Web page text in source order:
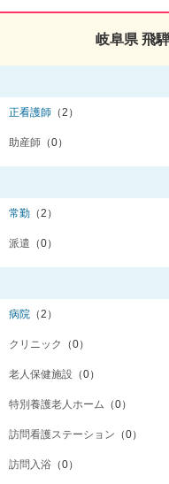
岐阜県 飛
正看護師 （2）
助産師 （0）
常勤 （2）
派遣 （0）
病院 （2）
クリニック （0）
老人保健施設 （0）
特別養護老人ホーム （0）
訪問看護ステーション （0）
訪問入浴 （0）